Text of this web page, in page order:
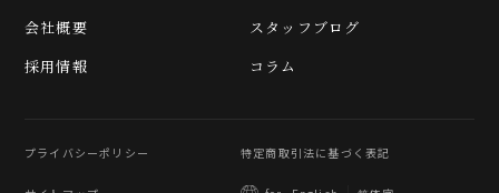
スタッフブログ
コラム
会社概要
採用情報
プライバシーポリシー 特定商取引法に基づく表記